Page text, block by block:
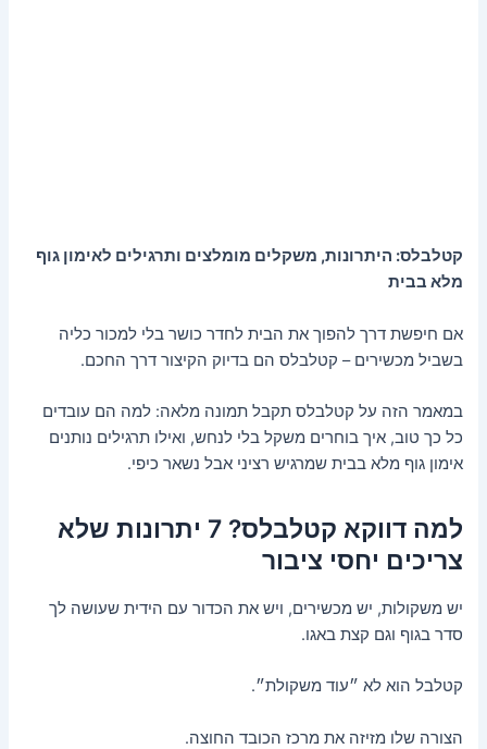
קטלבלס: היתרונות, משקלים מומלצים ותרגילים לאימון גוף
מלא בבית
אם חיפשת דרך להפוך את הבית לחדר כושר בלי למכור כליה
בשביל מכשירים – קטלבלס הם בדיוק הקיצור דרך החכם.
במאמר הזה על קטלבלס תקבל תמונה מלאה: למה הם עובדים
כל כך טוב, איך בוחרים משקל בלי לנחש, ואילו תרגילים נותנים
אימון גוף מלא בבית שמרגיש רציני אבל נשאר כיפי.
למה דווקא קטלבלס? 7 יתרונות שלא
צריכים יחסי ציבור
יש משקולות, יש מכשירים, ויש את הכדור עם הידית שעושה לך
סדר בגוף וגם קצת באגו.
קטלבל הוא לא ״עוד משקולת״.
הצורה שלו מזיזה את מרכז הכובד החוצה.